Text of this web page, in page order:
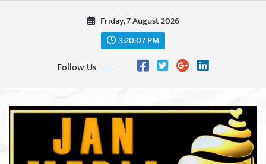
Friday, 7 August 2026
3:20:09 PM
Follow Us